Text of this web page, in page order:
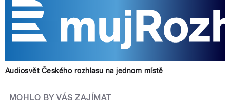
Audiosvět Českého rozhlasu na jednom místě
MOHLO BY VÁS ZAJÍMAT